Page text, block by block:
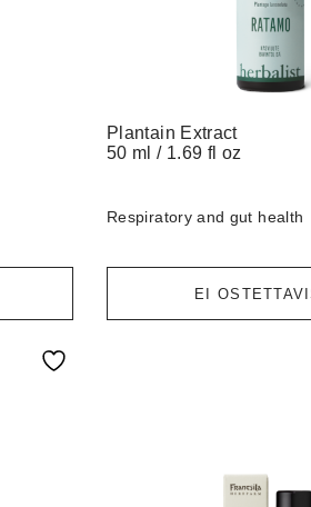
Plantain Extract
50 ml / 1.69 fl oz
Respiratory and gut health
EI